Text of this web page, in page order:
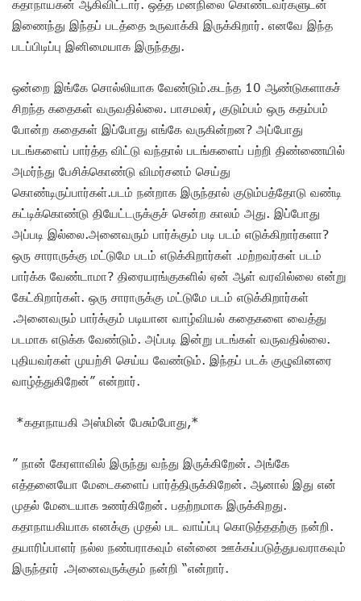
கதாநாயகன் ஆகிவிட்டார். ஒத்த மனநிலை கொண்டவர்களுடன்
இணைந்து இந்தப் படத்தை உருவாக்கி இருக்கிறார். எனவே இந்த
படப்பிடிப்பு இனிமையாக இருந்தது.
ஒன்றை இங்கே சொல்லியாக வேண்டும்.கடந்த 10 ஆண்டுகளாகச்
சிறந்த கதைகள் வருவதில்லை. பாசமலர், குடும்பம் ஒரு கதம்பம்
போன்ற கதைகள் இப்போது எங்கே வருகின்றன? அப்போது
படங்களைப் பார்த்த விட்டு வந்தால் படங்களைப் பற்றி திண்ணையில்
அமர்ந்து பேசிக்கொண்டு விமர்சனம் செய்து
கொண்டிருப்பார்கள்.படம் நன்றாக இருந்தால் குடும்பத்தோடு வண்டி
கட்டிக்கொண்டு தியேட்டருக்குச் சென்ற காலம் அது. இப்போது
அப்படி இல்லை.அனைவரும் பார்க்கும் படி படம் எடுக்கிறார்களா?
ஒரு சாராருக்கு மட்டுமே படம் எடுக்கிறார்கள் .மற்றவர்கள் படம்
பார்க்க வேண்டாமா? திரையரங்குகளில் ஏன் ஆள் வரவில்லை என்று
கேட்கிறார்கள். ஒரு சாராருக்கு மட்டுமே படம் எடுக்கிறார்கள்
.அனைவரும் பார்க்கும் படியான வாழ்வியல் கதைகளை வைத்து
படமாக எடுக்க வேண்டும். அப்படி இன்று படங்கள் வருவதில்லை.
புதியவர்கள் முயற்சி செய்ய வேண்டும். இந்தப் படக் குழுவினரை
வாழ்த்துகிறேன்” என்றார்.
*கதாநாயகி அஸ்மின் பேசும்போது,*
” நான் கேரளாவில் இருந்து வந்து இருக்கிறேன். அங்கே
எத்தனையோ மேடைகளைப் பார்த்திருக்கிறேன். ஆனால் இது என்
முதல் மேடையாக உணர்கிறேன். பதற்றமாக இருக்கிறது.
கதாநாயகியாக எனக்கு முதல் பட வாய்ப்பு கொடுத்ததற்கு நன்றி.
தயாரிப்பாளர் நல்ல நண்பராகவும் என்னை ஊக்கப்படுத்துபவராகவும்
இருந்தார் .அனைவருக்கும் நன்றி “என்றார்.